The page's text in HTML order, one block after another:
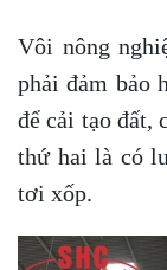
Vôi nông
phải đảm bảo
để cải tạo đất,
thứ hai là có
tơi xốp.